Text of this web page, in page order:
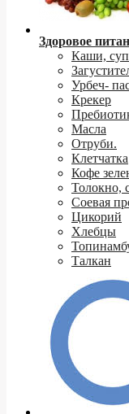
Здоровое
Каши,
Урбеч-
Крекер
Масла
Отруби.
Клетчатка
Кофе
Толокно,
Соевая
Цикорий
Хлебцы
Талкан